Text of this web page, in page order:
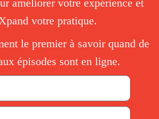
améliorer votre expérience et
votre pratique.
le premier à savoir quand de
épisodes sont en ligne.